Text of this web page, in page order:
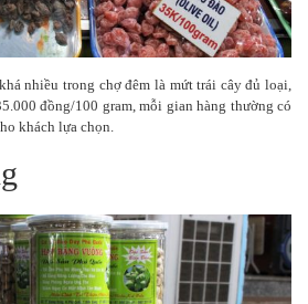
nhiều trong chợ đêm là mứt trái cây đủ loại,
đồng/100 gram, mỗi gian hàng thường có
khách lựa chọn.